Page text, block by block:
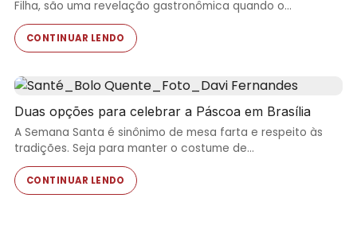
Filha, são uma revelação gastronômica quando o…
CONTINUAR LENDO
Duas opções para celebrar a Páscoa em Brasília
A Semana Santa é sinônimo de mesa farta e respeito às
tradições. Seja para manter o costume de…
CONTINUAR LENDO